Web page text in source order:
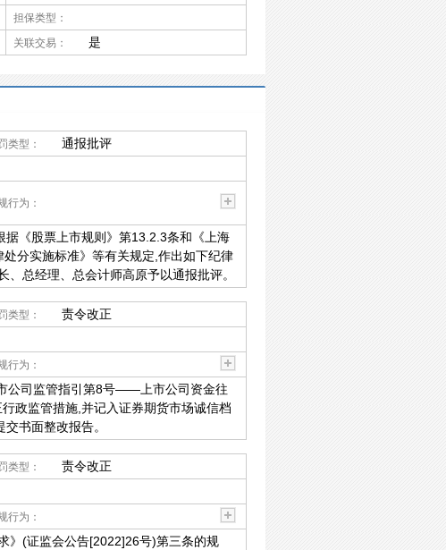
担保类型：
关联交易： 是
类型： 通报批评
行为：
《股票上市规则》第13.2.3条和《上海
分实施标准》等有关规定,作出如下纪律
总经理、总会计师高原予以通报批评。
类型： 责令改正
行为：
公司监管指引第8号——上市公司资金往
政监管措施,并记入证券期货市场诚信档
书面整改报告。
类型： 责令改正
行为：
》(证监会公告[2022]26号)第三条的规